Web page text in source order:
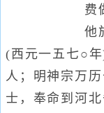
费
他
(西元一五七○
人；明神宗万
士，奉命到河